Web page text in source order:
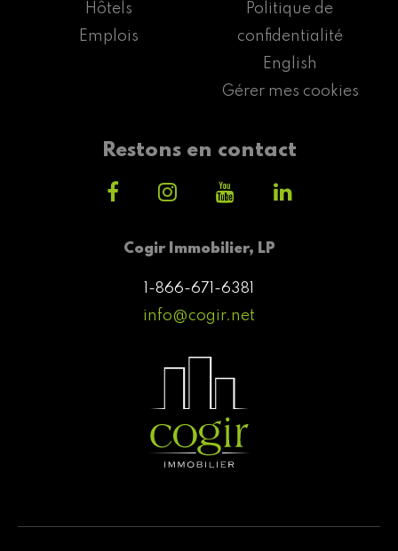
Cogir Immobilier, LP
1-866-671-6381
info@cogir.net
Hôtels
Emplois
Politique de
confidentialité
English
Gérer mes cookies
Restons en contact